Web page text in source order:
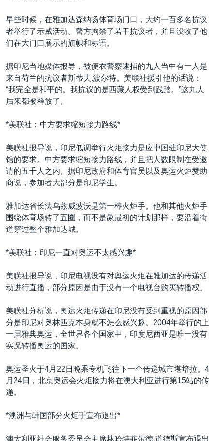
早些时候，在雅加达森纳扬体育场门口，大约一百多名抗议
者举行了示威活动。警方拘禁了若干抗议者，并且没收了他
们在大门口展示的旗帜和标语。
据印尼当地媒体报导，被便衣警察逮捕的九人当中有一人是
来自荷兰的抗议者斯蒂夫.波尔特。美联社援引他的话说：
“我完全是和平的。我抗议的是西藏人权受到践踏。”这九人
后来都被释放了。
*美联社：中方要求缩短接力路线*
美联社报导说，印尼低调举行火炬接力是应中国驻印尼大使
馆的要求。中方要求缩短接力路线，并且把人数限制在受邀
请的五千人之内。据印尼政府和体育官员以及奥运火炬赞助
商说，参加者大部分是印尼学生。
雅加达省长法乌兹威波沃是第一棒火炬手。他和其他火炬手
围绕体育场转了五圈，而不是象最初的计划那样，要沿着街
道穿过整个雅加达城。
*美联社：印尼一直对奥运不太感兴趣*
美联社报导说，印尼电视没有对奥运火炬在雅加达的传递活
动进行直播，部分原因是由于没有一个电视台购买转播权。
美联社分析说，奥运火炬传递在印尼没有受到重视的原因部
分是印尼对奥林匹克本身就不怎么感兴趣。2004年举行的上
一届雅典奥运，全世界各个国家中，印度尼西亚是唯一没有
实况转播奥运的国家。
奥运圣火于4月22日晚乘专机飞往下一个传递城市堪培拉。4
月24日，北京奥运会火炬接力将在澳大利亚进行第15站的传
递。
*澳洲与韩国部分火炬手宣布退出*
澳大利亚社会服务委员会主席林哈特菲尔德.道德斯宣布退出